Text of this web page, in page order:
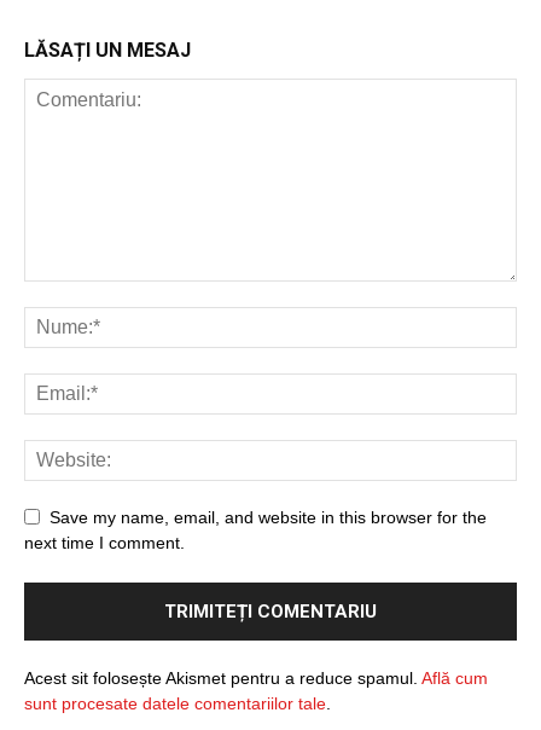
LĂSAȚI UN MESAJ
Save my name, email, and website in this browser for the
next time I comment.
Acest sit folosește Akismet pentru a reduce spamul. Află cum
sunt procesate datele comentariilor tale